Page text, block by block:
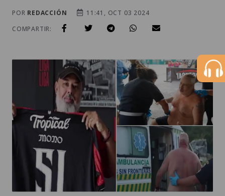
POR REDACCIÓN
11:41, OCT 03 2024
COMPARTIR: